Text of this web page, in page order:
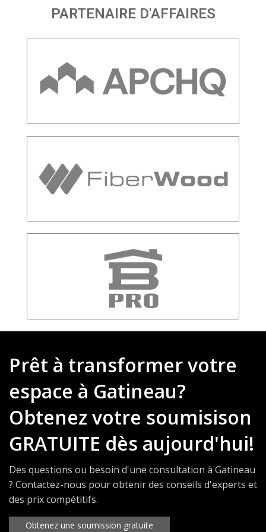
PARTENAIRE D'AFFAIRES
Prêt à transformer votre
espace à Gatineau?
Obtenez votre soumisison
GRATUITE dès aujourd'hui!
Des questions ou besoin d'une consultation à Gatineau
? Contactez-nous pour obtenir des conseils d'experts et
des prix compétitifs.
Obtenez une soumission gratuite